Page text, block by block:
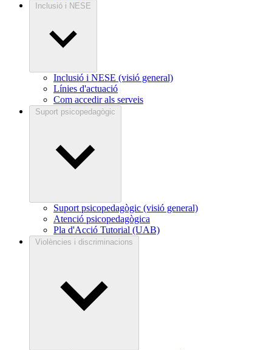
Inclusió i NESE
Inclusió i NESE (visió general)
Línies d'actuació
Com accedir als serveis
Suport psicopedagògic
Suport psicopedagògic (visió general)
Atenció psicopedagògica
Pla d'Acció Tutorial (UAB)
Violències i discriminacions